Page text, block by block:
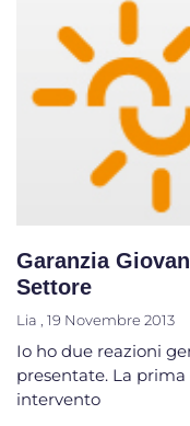
Garanzia
Settore
Lia 19 Novembre 2013
Io ho due reazioni
presentate. La
intervento